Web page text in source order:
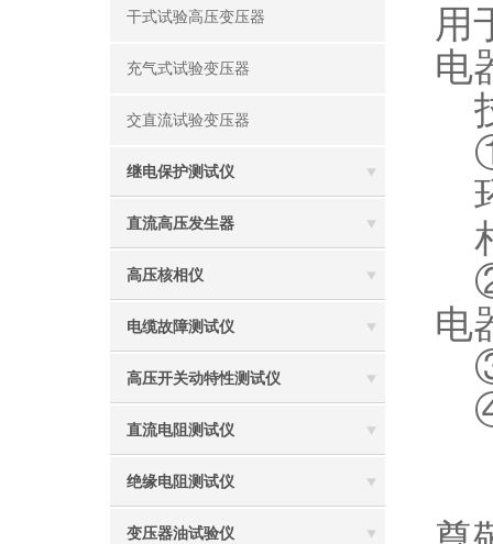
干式试验高压变压器
充气式试验变压器
交直流试验变压器
继电保护测试仪
直流高压发生器
高压核相仪
电缆故障测试仪
高压开关动特性测试仪
直流电阻测试仪
绝缘电阻测试仪
变压器油试验仪
用
电
①
②
电
③
④